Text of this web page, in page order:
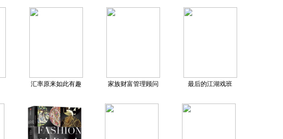
汇率原来如此有趣 家族财富管理顾问 最后的江湖戏班